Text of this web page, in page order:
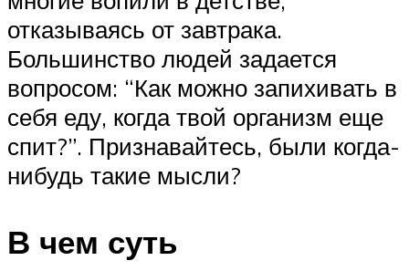
отказываясь от завтрака.
Большинство людей задается
вопросом: “Как можно запихивать в
себя еду, когда твой организм еще
спит?”. Признавайтесь, были когда-
нибудь такие мысли?
В чем суть